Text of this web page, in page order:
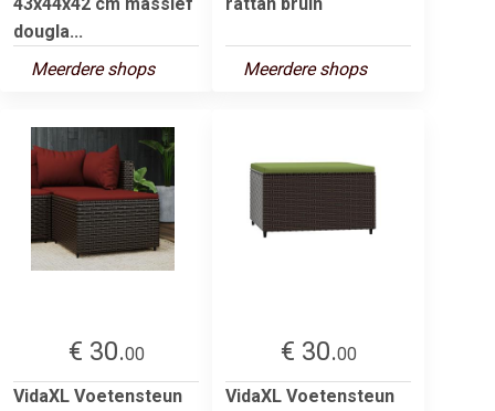
dougla...
Meerdere shops
Meerdere shops
€ 30.00
VidaXL Voetensteun
€ 30.00
VidaXL Voetensteun